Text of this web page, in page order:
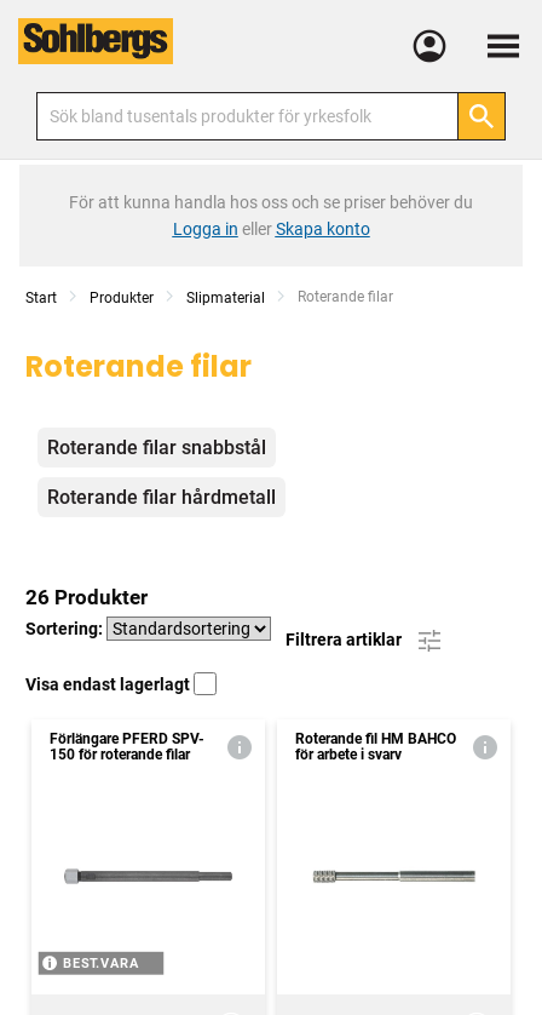
Meny
För att kunna handla hos oss och se priser behöver du
Logga in ellerSkapa konto
Start Produkter Slipmaterial Current:
Roterande filar
Roterande filar
Kategorier
Roterande filar snabbstål
Roterande filar hårdmetall
26 Produkter
Sortering:
Filtrera artiklar
Visa endast lagerlagt
Förlängare PFERD SPV-
150 för roterande filar
BEST.VARA
Roterande fil HM BAHCO
för arbete i svarv